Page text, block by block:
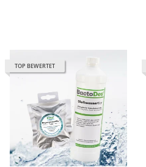
TOP BEWERTET